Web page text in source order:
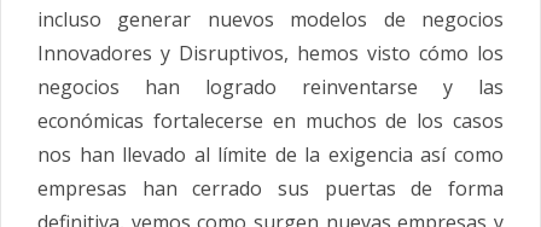
incluso generar nuevos modelos de negocios
Innovadores y Disruptivos, hemos visto cómo los
negocios han logrado reinventarse y las
económicas fortalecerse en muchos de los casos
nos han llevado al límite de la exigencia así como
empresas han cerrado sus puertas de forma